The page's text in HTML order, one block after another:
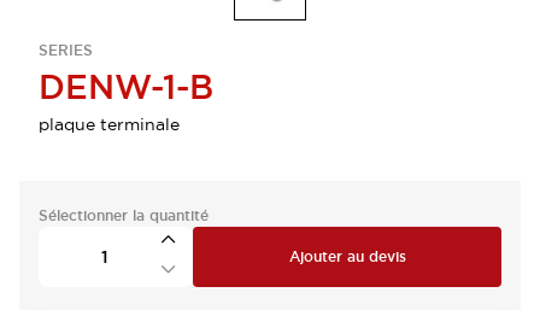
SERIES
DENW-1-B
plaque terminale
Sélectionner la quantité
Ajouter au devis